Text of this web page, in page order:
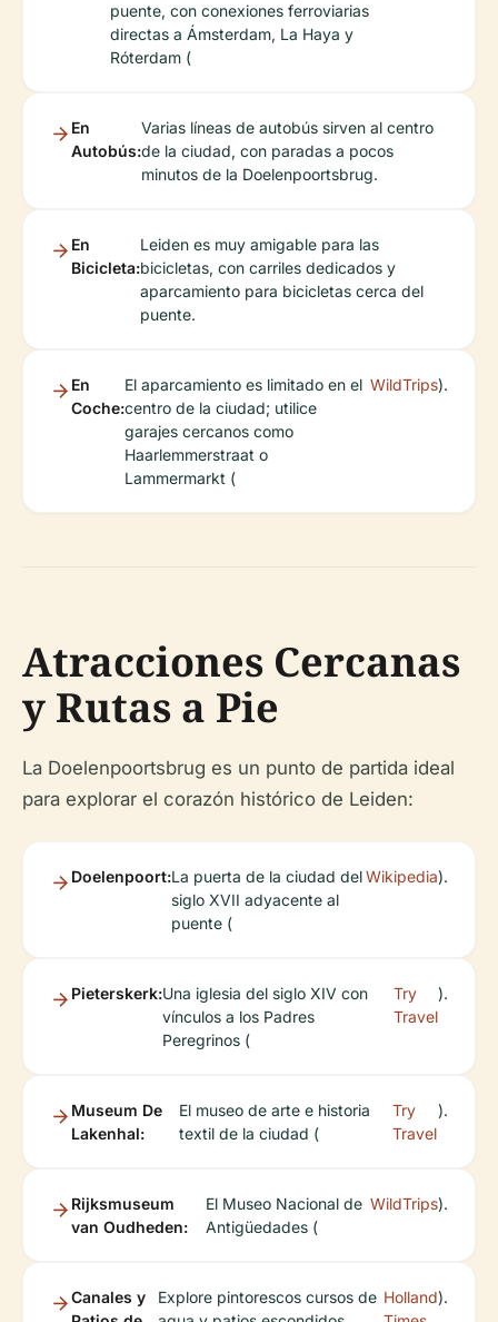
puente, con conexiones ferroviarias
directas a Ámsterdam, La Haya y
Róterdam (
En
Autobús:
Varias líneas de autobús sirven al centro
de la ciudad, con paradas a pocos
minutos de la Doelenpoortsbrug.
En
Bicicleta:
Leiden es muy amigable para las
bicicletas, con carriles dedicados y
aparcamiento para bicicletas cerca del
puente.
En
Coche:
El aparcamiento es limitado en el
centro de la ciudad; utilice
garajes cercanos como
Haarlemmerstraat o
Lammermarkt (
WildTrips).
Atracciones Cercanas
y Rutas a Pie
La Doelenpoortsbrug es un punto de partida ideal
para explorar el corazón histórico de Leiden:
Doelenpoort:La puerta de la ciudad del
siglo XVII adyacente al
puente (
Wikipedia).
Pieterskerk:Una iglesia del siglo XIV con
vínculos a los Padres
Peregrinos (
Try
Travel
).
Museum De
Lakenhal:
El museo de arte e historia
textil de la ciudad (
Try
Travel
).
Rijksmuseum
van Oudheden:
El Museo Nacional de
Antigüedades (
WildTrips).
Canales y
Explore pintorescos cursos de Holland).